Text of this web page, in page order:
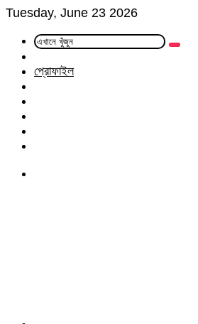
Tuesday, June 23 2026
এখানে
Article
প্রোফাইল